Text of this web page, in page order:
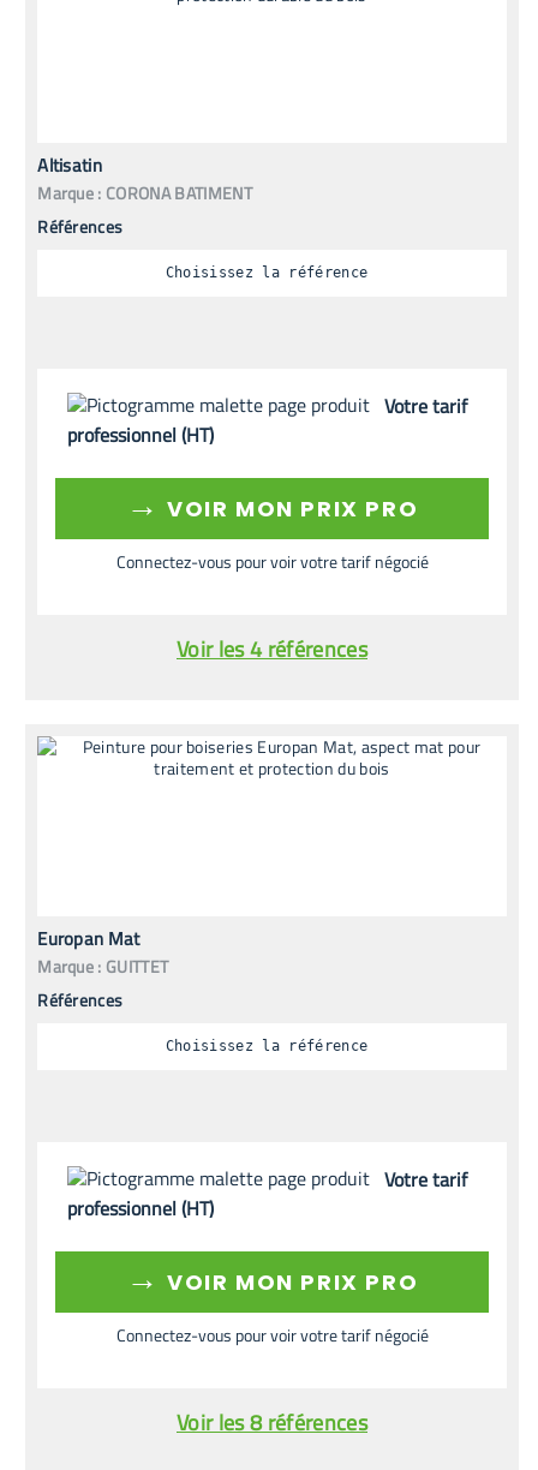
Altisatin
Marque : CORONA BATIMENT
Références
Choisissez la référence
Votre tarif
professionnel (HT)
→ VOIR MON PRIX PRO
Connectez-vous pour voir votre tarif négocié
Voir les 4 références
Europan Mat
Marque : GUITTET
Références
Choisissez la référence
Votre tarif
professionnel (HT)
→ VOIR MON PRIX PRO
Connectez-vous pour voir votre tarif négocié
Voir les 8 références